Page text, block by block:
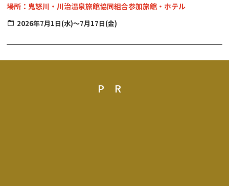
場所：鬼怒川・川治温泉旅館協同組合参加旅館・ホテル
お焚き上げ：７月１７日（金）１４：００～ 楯岩鬼怒姫神社（た
ていわきぬひめじんじゃ）
※七夕飾りの設置状況等、詳細につきましては、ご宿泊になられる
2026年7月1日(水)～7月17日(金)
PR